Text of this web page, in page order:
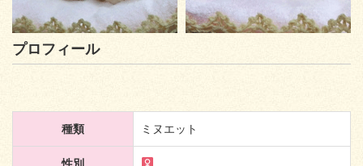
プロフィール
種類 ミヌエット
性別